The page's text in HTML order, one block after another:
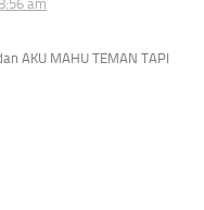
am
AKU MAHU TEMAN TAPI